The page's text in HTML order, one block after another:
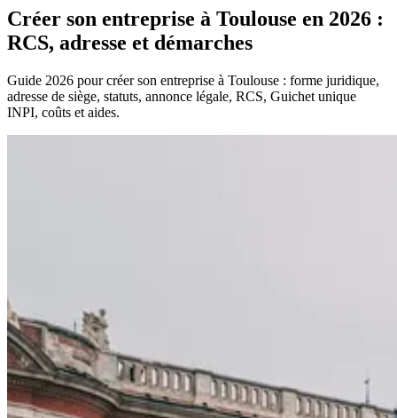
Créer son entreprise à Toulouse en 2026 :
RCS, adresse et démarches
Guide 2026 pour créer son entreprise à Toulouse : forme juridique,
adresse de siège, statuts, annonce légale, RCS, Guichet unique
INPI, coûts et aides.